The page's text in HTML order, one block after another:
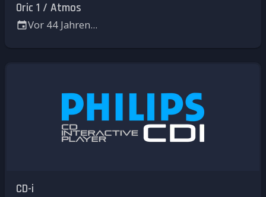
Oric 1 / Atmos
Vor 44 Jahren...
CD-i